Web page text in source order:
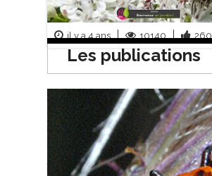
il y a 4 ans 10140 260
Les publications